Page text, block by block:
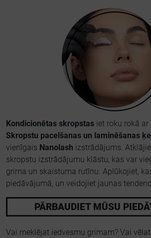
Kondicionētas skropstas iet roku rokā
Skropstu pacelšanas un laminēšanas
vienīgais Nanolash izstrādājums.
skropstu izstrādājumu klāstu, kas var
grima un skaistuma rutīnu. Aplūkojiet,
piedāvājumā, un veidojiet jaunas
PĀRBAUDIET MŪSU
Vai meklējat iedvesmu grimam? Vai